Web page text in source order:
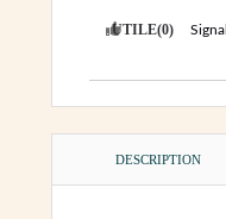
UTILE(0)
DESCRIPTION